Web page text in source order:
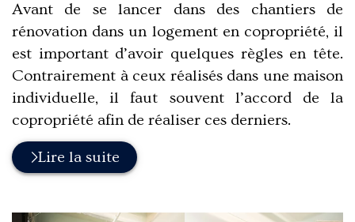
Avant de se lancer dans des chantiers de
rénovation dans un logement en copropriété, il
est important d’avoir quelques règles en tête.
Contrairement à ceux réalisés dans une maison
individuelle, il faut souvent l’accord de la
copropriété afin de réaliser ces derniers.
Lire la suite